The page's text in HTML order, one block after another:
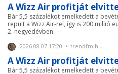
A Wizz Air profitját
Bár 5,5 százalékot emelkedett a
repült a Wizz Air-rel, így is 200 millió
2. negyedévben.
2026.08.07 17:20 • trendfm.hu
A Wizz Air profitját
Bár 5,5 százalékot emelkedett a